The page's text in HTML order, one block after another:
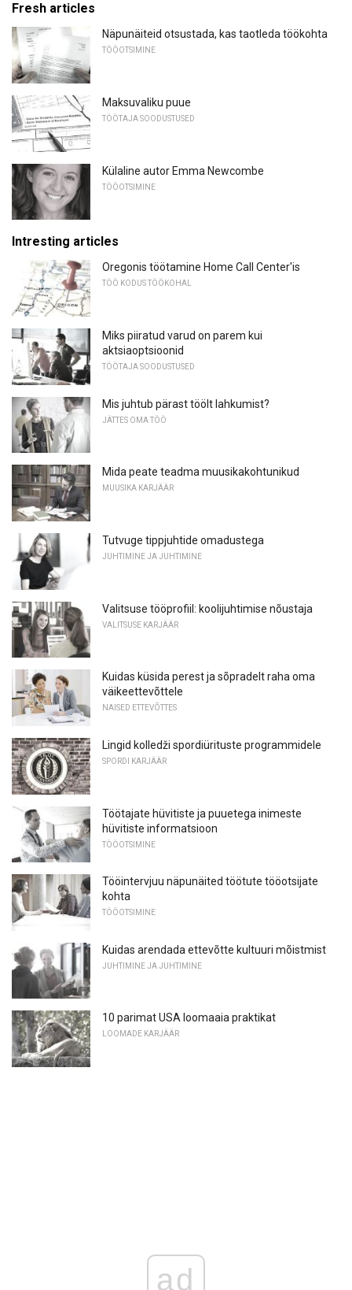
Fresh articles
Näpunäiteid otsustada, kas taotleda töökohta
TÖÖOTSIMINE
Maksuvaliku puue
TÖÖTAJA SOODUSTUSED
Külaline autor Emma Newcombe
TÖÖOTSIMINE
Intresting articles
Oregonis töötamine Home Call Center'is
TÖÖ KODUS TÖÖKOHAL
Miks piiratud varud on parem kui
aktsiaoptsioonid
TÖÖTAJA SOODUSTUSED
Mis juhtub pärast töölt lahkumist?
JÄTTES OMA TÖÖ
Mida peate teadma muusikakohtunikud
MUUSIKA KARJÄÄR
Tutvuge tippjuhtide omadustega
JUHTIMINE JA JUHTIMINE
Valitsuse tööprofiil: koolijuhtimise nõustaja
VALITSUSE KARJÄÄR
Kuidas küsida perest ja sõpradelt raha oma
väikeettevõttele
NAISED ETTEVÕTTES
Lingid kolledži spordiürituste programmidele
SPORDI KARJÄÄR
Töötajate hüvitiste ja puuetega inimeste
hüvitiste informatsioon
TÖÖOTSIMINE
Tööintervjuu näpunäited töötute tööotsijate
kohta
TÖÖOTSIMINE
Kuidas arendada ettevõtte kultuuri mõistmist
JUHTIMINE JA JUHTIMINE
10 parimat USA loomaaia praktikat
LOOMADE KARJÄÄR
ad